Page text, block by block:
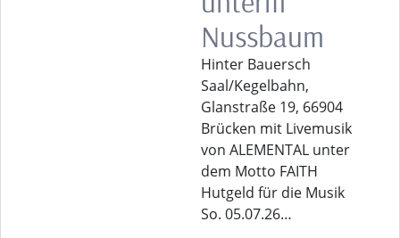
Nussbaum
Hinter Bauersch
Saal/Kegelbahn,
Glanstraße 19, 66904
Brücken mit Livemusik
von ALEMENTAL unter
dem Motto FAITH
Hutgeld für die Musik
So. 05.07.26…